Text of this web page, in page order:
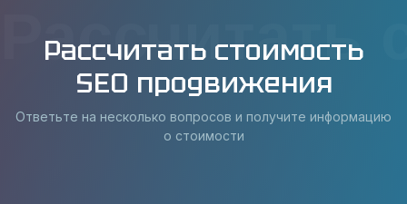
Рассчитать стоимость
SEO продвижения
Ответьте на несколько вопросов и получите информацию
о стоимости